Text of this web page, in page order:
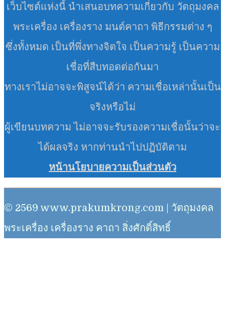
เว็บไซต์แห่งนี้ นำเสนอบทความเกี่ยวกับ วัตถุมงคล
พระเครื่อง เครื่องราง มนต์คาถา พิธีกรรมต่าง ๆ
ซึ่งทั้งหมด เป็นที่พึ่งทางจิตใจ เป็นความรู้ เป็นความ
เชื่อที่สืบทอดต่อกันมา
ทางเราไม่อาจจะพิสูจน์ได้ว่า ความเชื่อเหล่านั้นเป็น
จริงหรือไม่
ผู้เขียนบทความ ไม่อาจจะรับรองความเชื่อนั้นว่าจะ
ได้ผลจริง หากท่านนำไปปฏิบัติตาม
หน้านโยบายความเป็นส่วนตัว
© 2569 www.prakumkrong.com | วัตถุมงคล
พระเครื่อง เครื่องราง คาถา สิ่งศักดิ์สิทธิ์